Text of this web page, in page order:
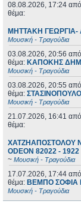
08.08.2026, 17:24
θέμα:
ΜΗΤΤΑΚΗ ΓΕΩΡΓΙΑ-
Μουσική - Τραγούδια
03.08.2026, 20:56
θέμα: ΚΑΠΟΚΗΣ
Μουσική - Τραγούδια
03.08.2026, 20:55
θέμα:
Μουσική - Τραγούδια
21.07.2026, 16:41
θέμα:
ΧΑΤΖΗΑΠΟΣΤΟΛΟΥ
ODEON 82022 - 1922
~ Μουσική - Τραγούδια
17.07.2026, 17:44
θέμα: ΒΕΜΠΟ ΣΟΦΙΑ
Μουσική - Τραγούδια